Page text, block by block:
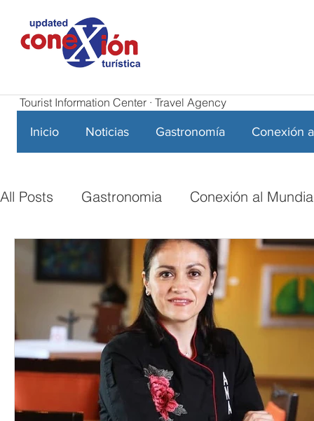
Tourist Information Center · Travel Agency
Inicio Noticias Gastronomía Conexión
All Posts Gastronomia Conexión al